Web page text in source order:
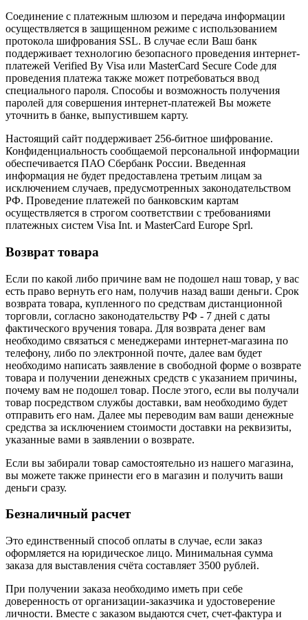
Соединение с платежным шлюзом и передача информации
осуществляется в защищенном режиме с использованием
протокола шифрования SSL. В случае если Ваш банк
поддерживает технологию безопасного проведения интернет-
платежей Verified By Visa или MasterCard Secure Code для
проведения платежа также может потребоваться ввод
специального пароля. Способы и возможность получения
паролей для совершения интернет-платежей Вы можете
уточнить в банке, выпустившем карту.
Настоящий сайт поддерживает 256-битное шифрование.
Конфиденциальность сообщаемой персональной информации
обеспечивается ПАО Сбербанк России. Введенная
информация не будет предоставлена третьим лицам за
исключением случаев, предусмотренных законодательством
РФ. Проведение платежей по банковским картам
осуществляется в строгом соответствии с требованиями
платежных систем Visa Int. и MasterCard Europe Sprl.
Возврат товара
Если по какой либо причине вам не подошел наш товар, у вас
есть право вернуть его нам, получив назад ваши деньги. Срок
возврата товара, купленного по средствам дистанционной
торговли, согласно законодательству РФ - 7 дней с даты
фактического вручения товара. Для возврата денег вам
необходимо связаться с менеджерами интернет-магазина по
телефону, либо по электронной почте, далее вам будет
необходимо написать заявление в свободной форме о возврате
товара и получении денежных средств с указанием причины,
почему вам не подошел товар. После этого, если вы получали
товар посредством службы доставки, вам необходимо будет
отправить его нам. Далее мы переводим вам ваши денежные
средства за исключением стоимости доставки на реквизиты,
указанные вами в заявлении о возврате.
Если вы забирали товар самостоятельно из нашего магазина,
вы можете также принести его в магазин и получить ваши
деньги сразу.
Безналичный расчет
Это единственный способ оплаты в случае, если заказ
оформляется на юридическое лицо. Минимальная сумма
заказа для выставления счёта составляет 3500 рублей.
При получении заказа необходимо иметь при себе
доверенность от организации-заказчика и удостоверение
личности. Вместе с заказом выдаются счет, счет-фактура и